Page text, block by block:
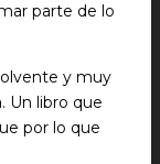
parte de lo
y muy
Un libro que
por lo que